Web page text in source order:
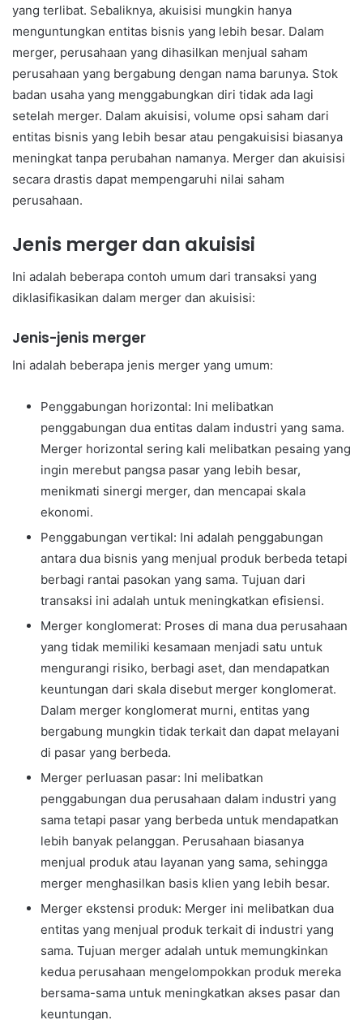
yang terlibat. Sebaliknya, akuisisi mungkin hanya
menguntungkan entitas bisnis yang lebih besar. Dalam
merger, perusahaan yang dihasilkan menjual saham
perusahaan yang bergabung dengan nama barunya. Stok
badan usaha yang menggabungkan diri tidak ada lagi
setelah merger. Dalam akuisisi, volume opsi saham dari
entitas bisnis yang lebih besar atau pengakuisisi biasanya
meningkat tanpa perubahan namanya. Merger dan akuisisi
secara drastis dapat mempengaruhi nilai saham
perusahaan.
Jenis merger dan akuisisi
Ini adalah beberapa contoh umum dari transaksi yang
diklasifikasikan dalam merger dan akuisisi:
Jenis-jenis merger
Ini adalah beberapa jenis merger yang umum:
Penggabungan horizontal: Ini melibatkan
penggabungan dua entitas dalam industri yang sama.
Merger horizontal sering kali melibatkan pesaing yang
ingin merebut pangsa pasar yang lebih besar,
menikmati sinergi merger, dan mencapai skala
ekonomi.
Penggabungan vertikal: Ini adalah penggabungan
antara dua bisnis yang menjual produk berbeda tetapi
berbagi rantai pasokan yang sama. Tujuan dari
transaksi ini adalah untuk meningkatkan efisiensi.
Merger konglomerat: Proses di mana dua perusahaan
yang tidak memiliki kesamaan menjadi satu untuk
mengurangi risiko, berbagi aset, dan mendapatkan
keuntungan dari skala disebut merger konglomerat.
Dalam merger konglomerat murni, entitas yang
bergabung mungkin tidak terkait dan dapat melayani
di pasar yang berbeda.
Merger perluasan pasar: Ini melibatkan
penggabungan dua perusahaan dalam industri yang
sama tetapi pasar yang berbeda untuk mendapatkan
lebih banyak pelanggan. Perusahaan biasanya
menjual produk atau layanan yang sama, sehingga
merger menghasilkan basis klien yang lebih besar.
Merger ekstensi produk: Merger ini melibatkan dua
entitas yang menjual produk terkait di industri yang
sama. Tujuan merger adalah untuk memungkinkan
kedua perusahaan mengelompokkan produk mereka
bersama-sama untuk meningkatkan akses pasar dan
keuntungan.